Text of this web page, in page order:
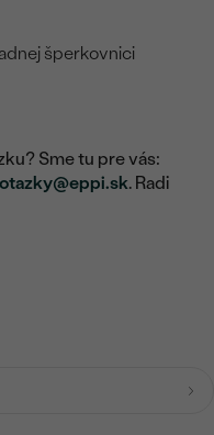
šperkovnici
Sme tu pre vás:
otazky@eppi.sk. Radi